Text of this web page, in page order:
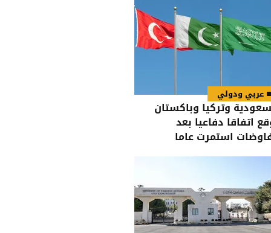
عربي ودولي
وتركيا وباكستان
اتفاقا دفاعيا بعد
استمرت عاما